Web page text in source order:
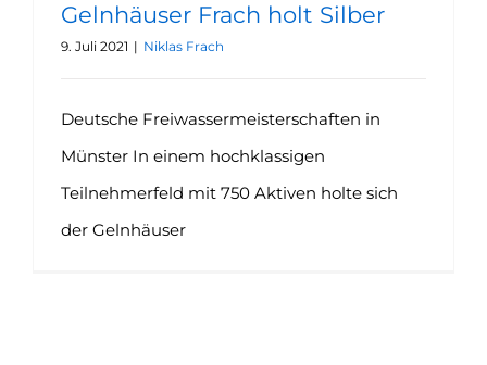
Gelnhäuser Frach holt Silber
9. Juli 2021 | Niklas Frach
Deutsche Freiwassermeisterschaften in
Münster In einem hochklassigen
Teilnehmerfeld mit 750 Aktiven holte sich
der Gelnhäuser